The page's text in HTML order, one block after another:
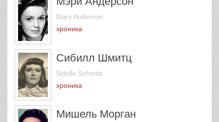
Mary Anderson
хроника
Сибилл Шмитц
Sybille Schmitz
хроника
Мишель Морган